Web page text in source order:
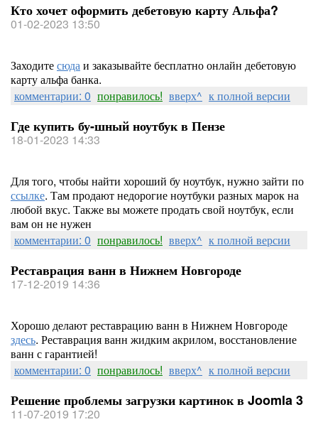
Кто хочет оформить дебетовую карту Альфа?
01-02-2023 13:50
Заходитесюдаи заказывайте бесплатно онлайн дебетовую
карту альфа банка.
комментарии: 0 понравилось! вверх^ к полной версии
Где купить бу-шный ноутбук в Пензе
18-01-2023 14:33
Для того, чтобы найти хороший бу ноутбук, нужно зайти по
ссылке. Там продают недорогие ноутбуки разных марок на
любой вкус. Также вы можете продать свой ноутбук, если
вам он не нужен
комментарии: 0 понравилось! вверх^ к полной версии
Реставрация ванн в Нижнем Новгороде
17-12-2019 14:36
Хорошо делают реставрацию ванн в Нижнем Новгороде
здесь. Реставрация ванн жидким акрилом, восстановление
ванн с гарантией!
комментарии: 0 понравилось! вверх^ к полной версии
Решение проблемы загрузки картинок в Joomla 3
11-07-2019 17:20